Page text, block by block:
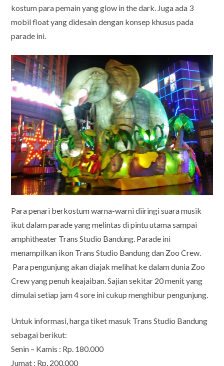
kostum para pemain yang glow in the dark. Juga ada 3
mobil float yang didesain dengan konsep khusus pada
parade ini.
Para penari berkostum warna-warni diiringi suara musik
ikut dalam parade yang melintas di pintu utama sampai
amphitheater Trans Studio Bandung. Parade ini
menampilkan ikon Trans Studio Bandung dan Zoo Crew.
Para pengunjung akan diajak melihat ke dalam dunia Zoo
Crew yang penuh keajaiban. Sajian sekitar 20 menit yang
dimulai setiap jam 4 sore ini cukup menghibur pengunjung.
Untuk informasi, harga tiket masuk Trans Studio Bandung
sebagai berikut:
Senin – Kamis : Rp. 180.000
Jumat : Rp. 200.000